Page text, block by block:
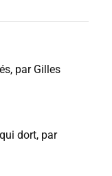
par Gilles
dort, par